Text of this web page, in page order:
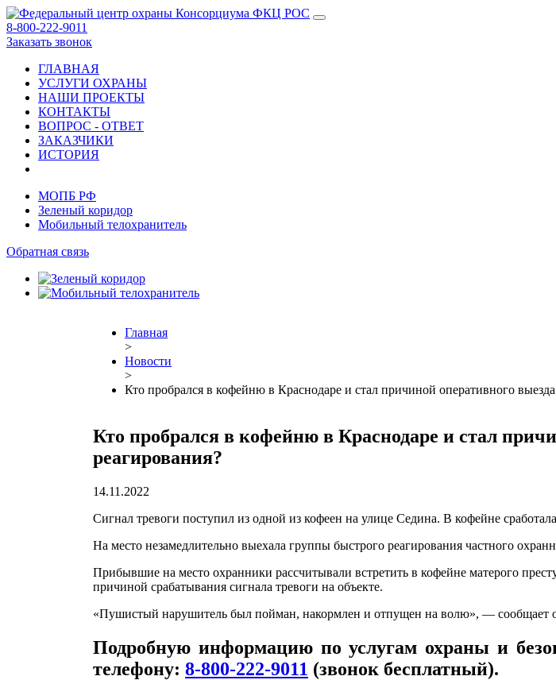
8-800-222-9011
Заказать звонок
ГЛАВНАЯ
УСЛУГИ ОХРАНЫ
НАШИ ПРОЕКТЫ
КОНТАКТЫ
ВОПРОС - ОТВЕТ
ЗАКАЗЧИКИ
ИСТОРИЯ
МОПБ РФ
Зеленый коридор
Мобильный телохранитель
Обратная связь
Главная
>
Новости
>
Кто пробрался в кофейню в Краснодаре и стал причиной оперативного
Кто пробрался в кофейню в Краснодаре и стал
реагирования?
14.11.2022
Сигнал тревоги поступил из одной из кофеен на улице Седина. В кофейне
На место незамедлительно выехала группы быстрого реагирования частного
Прибывшие на место охранники рассчитывали встретить в кофейне матерого
причиной срабатывания сигнала тревоги на объекте.
«Пушистый нарушитель был пойман, накормлен и отпущен на волю», — сообщает
Подробную информацию по услугам охраны и
телефону: 8-800-222-9011 (звонок бесплатный).